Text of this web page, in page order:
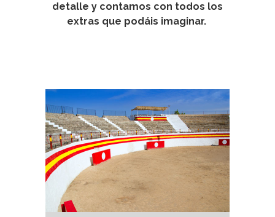
detalle y contamos con todos los
extras que podáis imaginar.